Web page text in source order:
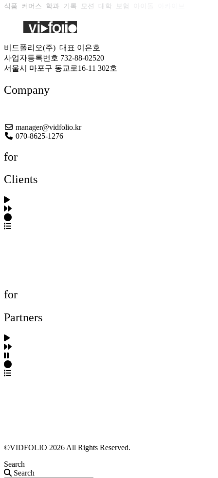
식품
커머스 학과 기록 모션 대학 보험
비드폴리오(주) 대표 이은호
사업자등록번호 732-88-02520
서울시 마포구 동교로16-11 302호
Company
manager@vidfolio.kr
070-8625-1276
for
Clients
for
Partners
©VIDFOLIO 2026 All Rights Reserved.
Search
Search